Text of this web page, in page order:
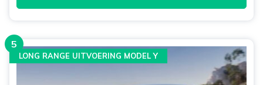
5
LONG RANGE UITVOERING MODEL Y